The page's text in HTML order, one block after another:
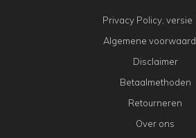
Privacy Policy, versie
Algemene
Disclaimer
Betaalmethoden
Retourneren
Over ons